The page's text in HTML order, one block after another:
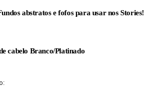
abstratos e fofos para usar nos Stories!
cabelo Branco/Platinado